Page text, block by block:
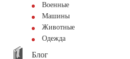
Военные
Машины
Животные
Одежда
Блог